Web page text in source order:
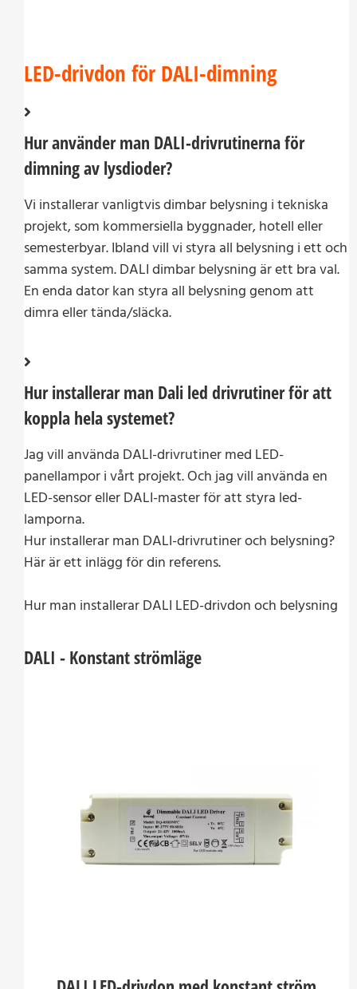
LED-drivdon för DALI-dimning
Hur använder man DALI-drivrutinerna för
dimning av lysdioder?
Vi installerar vanligtvis dimbar belysning i tekniska
projekt, som kommersiella byggnader, hotell eller
semesterbyar. Ibland vill vi styra all belysning i ett och
samma system. DALI dimbar belysning är ett bra val.
En enda dator kan styra all belysning genom att
dimra eller tända/släcka.
Hur installerar man Dali led drivrutiner för att
koppla hela systemet?
Jag vill använda DALI-drivrutiner med LED-
panellampor i vårt projekt. Och jag vill använda en
LED-sensor eller DALI-master för att styra led-
lamporna.
Hur installerar man DALI-drivrutiner och belysning?
Här är ett inlägg för din referens.
Hur man installerar DALI LED-drivdon och belysning
DALI - Konstant strömläge